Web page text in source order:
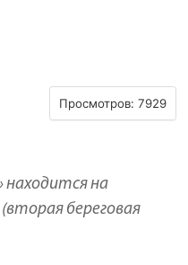
Просмотров: 7929
находится на
береговая